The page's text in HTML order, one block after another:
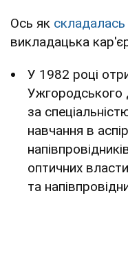
Ось як складалась
викладацька
У 1982 році
Ужгородського
за
навчання в
оптичних
та